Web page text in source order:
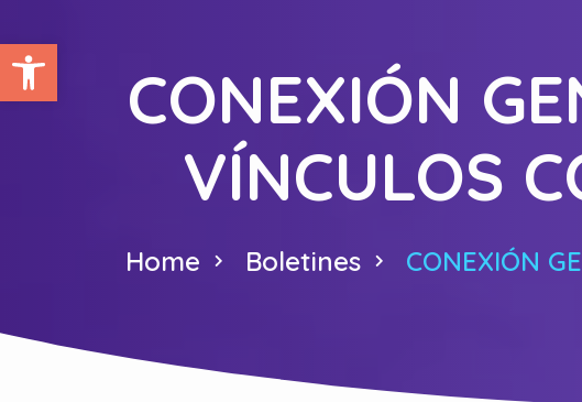
Abrir barra de herramientas
CONEXIÓN
VÍNCULOS
Home Boletines CONEXIÓN